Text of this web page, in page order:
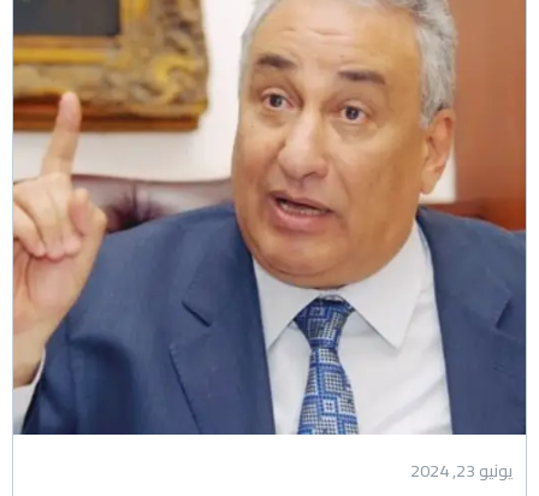
يونيو 23, 2024